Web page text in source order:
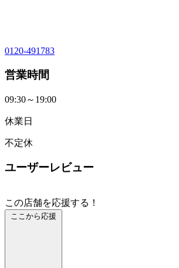
0120-491783
営業時間
09:30～19:00
休業日
不定休
ユーザーレビュー
この店舗を応援する！
ここから応援